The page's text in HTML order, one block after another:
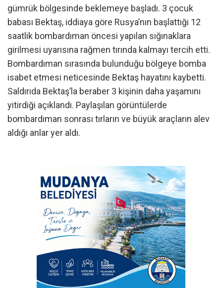
gümrük bölgesinde beklemeye başladı. 3 çocuk
babası Bektaş, iddiaya göre Rusya’nın başlattığı 12
saatlik bombardıman öncesi yapılan sığınaklara
girilmesi uyarısına rağmen tırında kalmayı tercih etti.
Bombardıman sırasında bulunduğu bölgeye bomba
isabet etmesi neticesinde Bektaş hayatını kaybetti.
Saldırıda Bektaş’la beraber 3 kişinin daha yaşamını
yitirdiği açıklandı. Paylaşılan görüntülerde
bombardıman sonrası tırların ve büyük araçların alev
aldığı anlar yer aldı.